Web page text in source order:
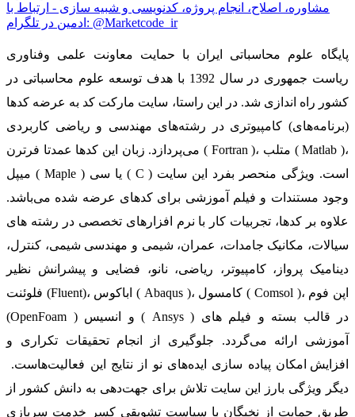
مشاوره، اصلاح، انجام پروژه، کدنویسی و شبیه سازی - ارتباط با
ادمین در تلگرام: @Marketcode_ir
پایگاه علوم محاسباتی ایران با حمایت معاونت علمی وفناوری
ریاست جمهوری در سال 1392 با هدف توسعه علوم محاسباتی در
کشور راه اندازی شد. در این راستا، سایت مارکت کد به عرضه کدها
(برنامه‌های) کامپیوتری در رشته‌های مهندسی و ریاضی کاربردی
می‌پردازد. زبان این کدها عمدتا فرترن ( Fortran )، متلب ( Matlab )،
میپل ( Maple ) یا سی ( C ) است. ویژگی منحصر بفرد این سایت
وجود مستندات و فیلم آموزشی برای کدهای عرضه شده می‌باشد.
علاوه بر کدها، تجربیات کار با نرم افزارهای تخصصی در رشته های
سیالات، مکانیک جامدات، عمران، شیمی و مهندسی شیمی، کنترل،
دینامیک پرواز، کامپیوتر، ریاضی، نانو، فضایی و پیشرانش نظیر
فلوئنت (Fluent)، اباکوس ( Abaqus )، کامسول ( Comsol )، اپن فوم
(OpenFoam ) و انسیس ( Ansys ) در قالب بسته‌ و فیلم های
آموزشی ارائه می‌گردد. جلوگیری از انجام تحقیقات تکراری و
افزایش امکان پیاده سازی ایده‌های نو از نتایج این فعالیت‌هاست.
دیگر ویژگی بارز این سایت تلاش برای جهت‌دهی به دانش کشور از
طریق حمایت از نخبگان با سیاست تشویقی کسر خدمت سربازی